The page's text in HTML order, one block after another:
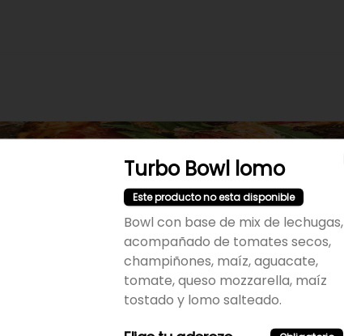
No hay productos en el menú
Turbo Bowl lomo
Este producto no esta disponible
Bowl con base de mix de lechugas,
acompañado de tomates secos,
champiñones, maíz, aguacate,
tomate, queso mozzarella, maíz
tostado y lomo salteado.